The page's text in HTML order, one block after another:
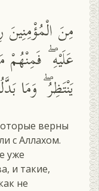
مِنَ
عَلَيْهِ
يَنْتَظِرُ ۖ وَمَا
верны
с Аллахом.
уже
и такие,
не